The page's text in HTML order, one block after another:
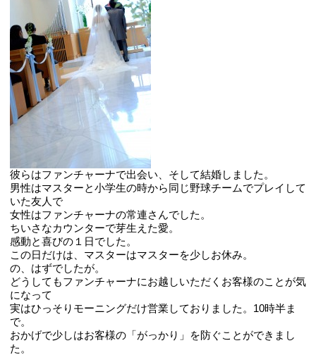
彼らはファンチャーナで出会い、そして結婚しました。
男性はマスターと小学生の時から同じ野球チームでプレイして
いた友人で
女性はファンチャーナの常連さんでした。
ちいさなカウンターで芽生えた愛。
感動と喜びの１日でした。
この日だけは、マスターはマスターを少しお休み。
の、はずでしたが。
どうしてもファンチャーナにお越しいただくお客様のことが気
になって
実はひっそりモーニングだけ営業しておりました。10時半ま
で。
おかげで少しはお客様の「がっかり」を防ぐことができまし
た。